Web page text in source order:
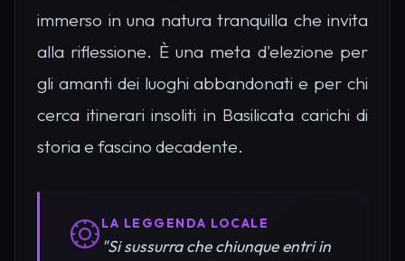
immerso in una natura tranquilla che invita
alla riflessione. È una meta d'elezione per
gli amanti dei luoghi abbandonati e per chi
cerca itinerari insoliti in Basilicata carichi di
storia e fascino decadente.
LA LEGGENDA LOCALE
"Si sussurra che chiunque entri in